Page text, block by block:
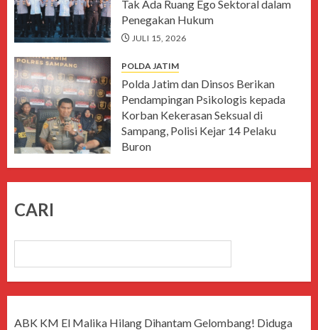
Tak Ada Ruang Ego Sektoral dalam
Penegakan Hukum
JULI 15, 2026
POLDA JATIM
Polda Jatim dan Dinsos Berikan
Pendampingan Psikologis kepada
Korban Kekerasan Seksual di
Sampang, Polisi Kejar 14 Pelaku
Buron
CARI
ABK KM El Malika Hilang Dihantam Gelombang! Diduga